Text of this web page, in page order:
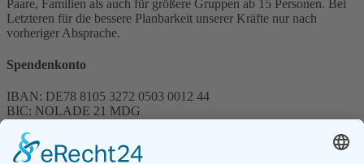
Paare, Familien als auch für größere Gruppen ab 15 Personen. Bei
Letzteren für die bessere Planbarkeit unserer Kräfte nur nach
vorheriger Absprache.
Spendenkonto
IBAN: DE78 8105 3272 0503 0012 44
BIC: NOLADE 21 MDG
Spenden können steuerlich abgesetzt werden